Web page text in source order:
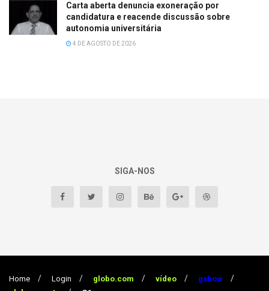
Carta aberta denuncia exoneração por
candidatura e reacende discussão sobre
autonomia universitária
4 DE AGOSTO DE 2026
SIGA-NOS
Home Login globo.com vídeo
gshow